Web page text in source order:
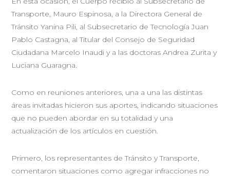
Transporte, Mauro Espinosa, a la Directora General de
Tránsito Yanina Pili, al Subsecretario de Tecnología Juan
Pablo Castagna, al Titular del Consejo de Seguridad
Ciudadana Marcelo Inaudi y a las doctoras Andrea Zurita y
Luciana Guaragna.
Como en reuniones anteriores, una a una las distintas
áreas invitadas hicieron sus aportes, indicando situaciones
que no pueden abordar en su totalidad y una
actualización de los artículos en cuestión.
Primero, los representantes de Tránsito y Transporte,
comentaron situaciones como agregar infracciones no